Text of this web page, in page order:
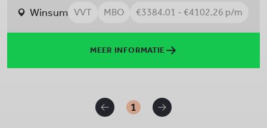
Winsum VVT MBO €3384.01 - €4102.26 p/m
MEER INFORMATIE
1